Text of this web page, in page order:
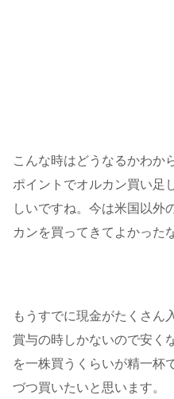
こんな時はどうなるかわか
ポイントでオルカン買い足
しいですね。今は米国以外
カンを買ってきてよかった
もうすでに現金がたくさん
賞与の時しかないので安く
を一株買うくらいが精一杯
づつ買いたいと思います。